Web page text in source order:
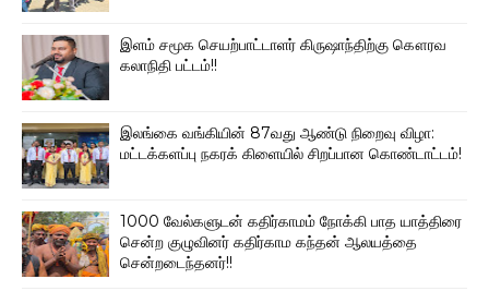
இளம் சமூக செயற்பாட்டாளர் கிருஷாந்திற்கு கௌரவ
கலாநிதி பட்டம்!!
இலங்கை வங்கியின் 87வது ஆண்டு நிறைவு விழா:
மட்டக்களப்பு நகரக் கிளையில் சிறப்பான கொண்டாட்டம்!
1000 வேல்களுடன் கதிர்காமம் நோக்கி பாத யாத்திரை
சென்ற குழுவினர் கதிர்காம கந்தன் ஆலயத்தை
சென்றடைந்தனர்!!